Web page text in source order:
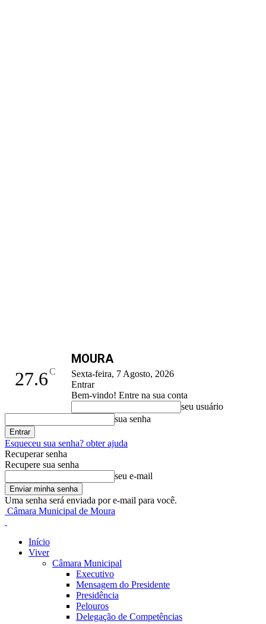
27.6C
MOURA
Sexta-feira, 7 Agosto, 2026
Entrar
Bem-vindo! Entre na sua conta
seu usuário
sua senha
Esqueceu sua senha? obter ajuda
Recuperar senha
Recupere sua senha
seu e-mail
Uma senha será enviada por e-mail para você.
Câmara Municipal de Moura
Início
Viver
Câmara Municipal
Executivo
Mensagem do Presidente
Presidência
Pelouros
Delegação de Competências